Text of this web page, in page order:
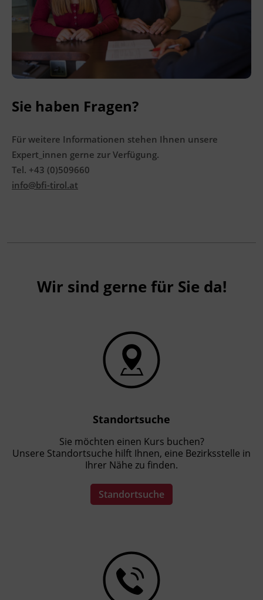
Sie unterwww.mein-update.at
Terminübersicht
Sie haben Fragen?
Für weitere Informationen stehen Ihnen unsere
Expert_innen gerne zur Verfügung.
Tel. +43 (0)509660
info@bfi-tirol.at
Wir sind gerne für Sie da!
Standortsuche
Sie möchten einen Kurs buchen?
Unsere Standortsuche hilft Ihnen, eine Bezirksstelle in
Ihrer Nähe zu finden.
Standortsuche